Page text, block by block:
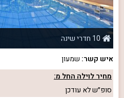
10 חדרי שינה
איש קשר: שמעון
מחיר לוילה החל מ:
סופ״שלא עודכן